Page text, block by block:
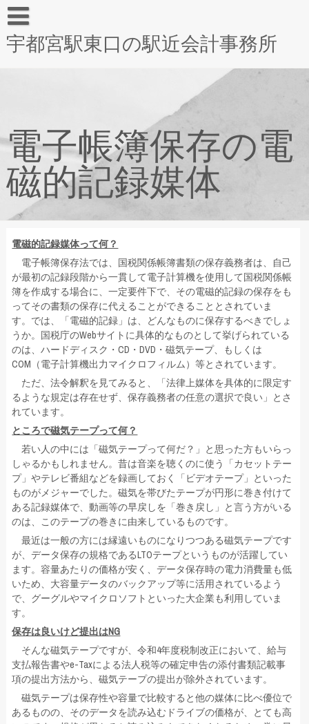
宇都宮駅東口の駅近会計事務所
電子帳簿保存の電
磁的記録媒体
電磁的記録媒体って何？
電子帳簿保存法では、国税関係帳簿書類の保存義務者は、自己
が最初の記録段階から一貫して電子計算機を使用して国税関係帳
簿を作成する場合に、一定要件下で、その電磁的記録の保存をも
ってその書類の保存に代えることができることとされていま
す。では、「電磁的記録」は、どんなものに保存するべきでしょ
うか。国税庁のWebサイトに具体的なものとして挙げられている
のは、ハードディスク・CD・DVD・磁気テープ、もしくは
COM（電子計算機出力マイクロフィルム）等とされています。
ただ、法令解釈を見てみると、「法律上媒体を具体的に限定す
るような規定は存在せず、保存義務者の任意の選択で良い」とさ
れています。
ところで磁気テープって何？
若い人の中には「磁気テープって何だ？」と思った方もいらっ
しゃるかもしれません。昔は音楽を聴くのに使う「カセットテー
プ」やテレビ番組などを録画しておく「ビデオテープ」といった
ものがメジャーでした。磁気を帯びたテープが円形に巻き付けて
ある記録媒体で、動画等の早戻しを「巻き戻し」と言う方がいる
のは、このテープの巻きに由来しているものです。
最近は一般の方には縁遠いものになりつつある磁気テープです
が、データ保存の規格であるLTOテープというものが活躍してい
ます。容量あたりの価格が安く、データ保存時の電力消費量も低
いため、大容量データのバックアップ等に活用されているよう
で、グーグルやマイクロソフトといった大企業も利用していま
す。
保存は良いけど提出はNG
そんな磁気テープですが、令和4年度税制改正において、給与
支払報告書やe-Taxによる法人税等の確定申告の添付書類記載事
項の提出方法から、磁気テープの提出が除外されています。
磁気テープは保存性や容量で比較すると他の媒体に比べ優位で
あるものの、そのデータを読み込むドライブの価格が、とても高